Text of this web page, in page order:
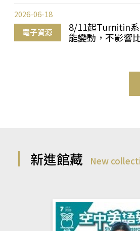
電子資源
8/11起Turnitin
能變動，不影響
2026-06-18
新進館藏 New